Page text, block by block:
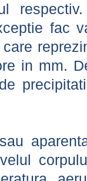
fac
in mm.